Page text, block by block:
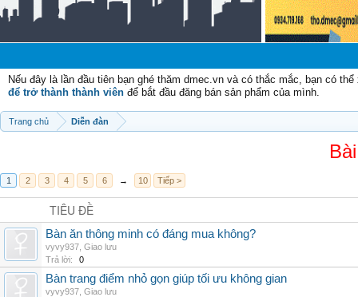
Nếu đây là lần đầu tiên bạn ghé thăm dmec.vn và có thắc mắc, bạn có
để trở thành thành viên để bắt đầu đăng bán sản phẩm của mình.
Trang chủ Diễn đàn
1 2 3 4 5 6 → 10 Tiếp >
TIÊU ĐỀ
Bàn ăn thông minh có đáng mua không?
vyvy937 Giao lưu
Trả lời:
0
Bàn trang điểm nhỏ gọn giúp tối ưu không gian
vyvy937 Giao lưu